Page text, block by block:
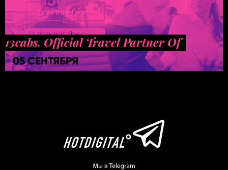
13cabs. Official Travel Partner Of
05 СЕНТЯБРЯ